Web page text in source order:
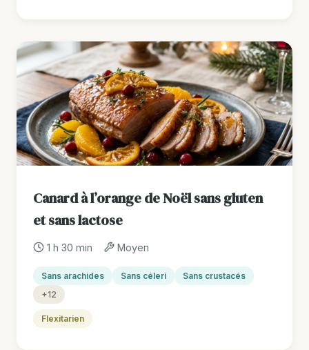
Canard à l’orange de Noël sans gluten
et sans lactose
1 h 30 min Moyen
Sans arachides Sans céleri
Sans crustacés
+12
Flexitarien